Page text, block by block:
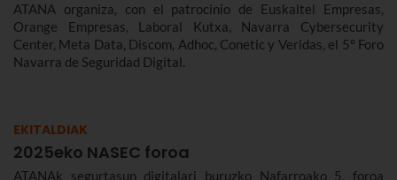
ATANA organiza, con el patrocinio de Euskaltel Empresas,
Orange Empresas, Laboral Kutxa, Navarra Cybersecurity
Center, Meta Data, Discom, Adhoc, Conetic y Veridas, el 5º Foro
Navarra de Seguridad Digital.
EKITALDIAK
2025eko NASEC foroa
ATANAk segurtasun digitalari buruzko Nafarroako 5. foroa